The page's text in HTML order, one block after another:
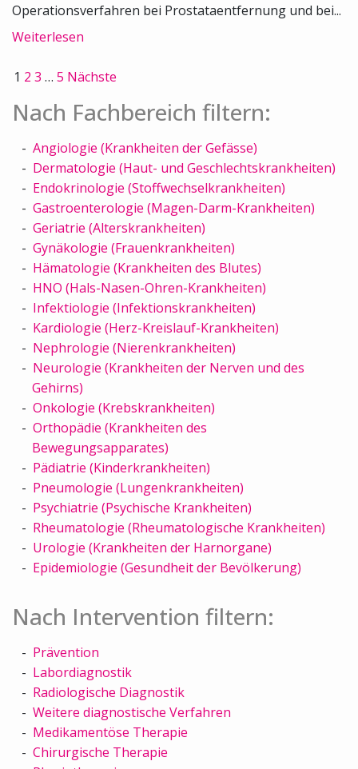
Operationsverfahren bei Prostataentfernung und bei...
Weiterlesen
1 2 3 … 5 Nächste
Nach Fachbereich filtern:
Angiologie (Krankheiten der Gefässe)
Dermatologie (Haut- und Geschlechtskrankheiten)
Endokrinologie (Stoffwechselkrankheiten)
Gastroenterologie (Magen-Darm-Krankheiten)
Geriatrie (Alterskrankheiten)
Gynäkologie (Frauenkrankheiten)
Hämatologie (Krankheiten des Blutes)
HNO (Hals-Nasen-Ohren-Krankheiten)
Infektiologie (Infektionskrankheiten)
Kardiologie (Herz-Kreislauf-Krankheiten)
Nephrologie (Nierenkrankheiten)
Neurologie (Krankheiten der Nerven und des
Gehirns)
Onkologie (Krebskrankheiten)
Orthopädie (Krankheiten des
Bewegungsapparates)
Pädiatrie (Kinderkrankheiten)
Pneumologie (Lungenkrankheiten)
Psychiatrie (Psychische Krankheiten)
Rheumatologie (Rheumatologische Krankheiten)
Urologie (Krankheiten der Harnorgane)
Epidemiologie (Gesundheit der Bevölkerung)
Nach Intervention filtern:
Prävention
Labordiagnostik
Radiologische Diagnostik
Weitere diagnostische Verfahren
Medikamentöse Therapie
Chirurgische Therapie